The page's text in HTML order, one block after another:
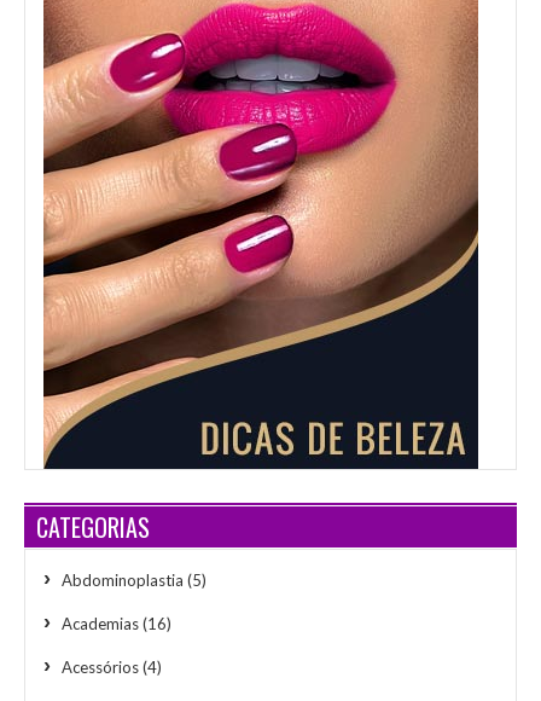
CATEGORIAS
Abdominoplastia (5)
Academias(16)
Acessórios(4)